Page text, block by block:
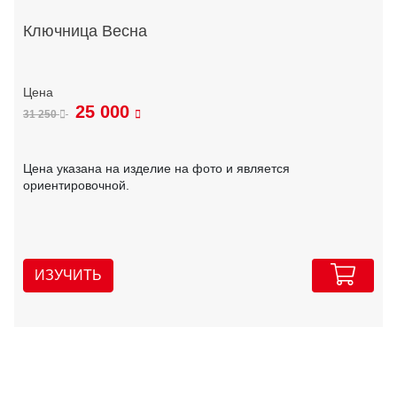
Ключница Весна
31 250 25 000
Цена указана на изделие на фото и является
ориентировочной.
ИЗУЧИТЬ